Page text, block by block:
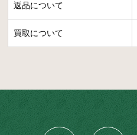
返品について
買取について